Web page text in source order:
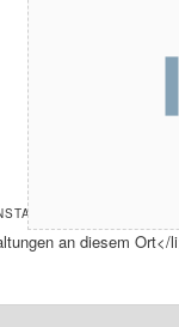
an diesem Ort</